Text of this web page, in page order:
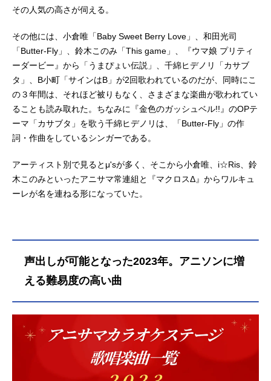
その人気の高さが伺える。
その他には、小倉唯「Baby Sweet Berry Love」、和田光司
「Butter-Fly」、鈴木このみ「This game」、『ウマ娘 プリティ
ーダービー』から「うまぴょい伝説」、千綿ヒデノリ「カサブ
タ」、B小町「サインはB」が2回歌われているのだが、同時にこ
の３年間は、それほど被りもなく、さまざまな楽曲が歌われてい
ることも読み取れた。ちなみに『金色のガッシュベル!!』のOPテ
ーマ「カサブタ」を歌う千綿ヒデノリは、「Butter-Fly」の作
詞・作曲をしているシンガーである。
アーティスト別で見るとμ'sが多く、そこから小倉唯、i☆Ris、鈴
木このみといったアニサマ常連組と『マクロスΔ』からワルキュ
ーレが名を連ねる形になっていた。
声出しが可能となった2023年。アニソンに増
える難易度の高い曲